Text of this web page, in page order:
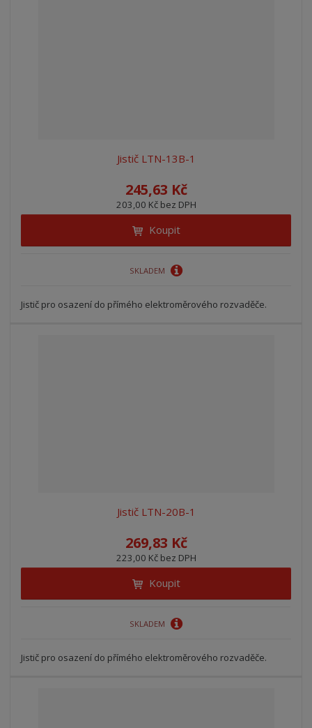
Jistič LTN-13B-1
245,63 Kč
203,00 Kč bez DPH
Koupit
SKLADEM
Jistič pro osazení do přímého elektroměrového rozvaděče.
Jistič LTN-20B-1
269,83 Kč
223,00 Kč bez DPH
Koupit
SKLADEM
Jistič pro osazení do přímého elektroměrového rozvaděče.